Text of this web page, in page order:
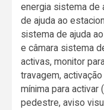
energia sistema de
de ajuda ao
sistema de ajuda
e câmara sistema
activas, monitor
travagem,
mínima para
pedestre, aviso